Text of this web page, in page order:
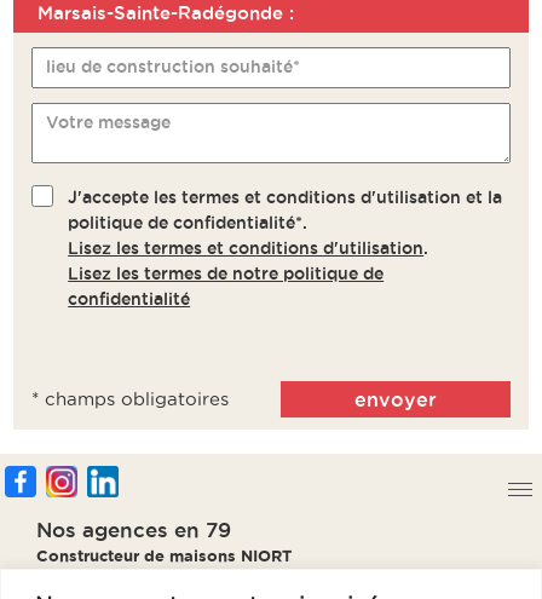
Marsais-Sainte-Radégonde :
lieu de construction souhaité*
Votre message
J'accepte les termes et conditions d'utilisation et la
politique de confidentialité*.
Lisez les termes et conditions d'utilisation.
Lisez les termes de notre politique de
confidentialité
* champs obligatoires
Nos agences en 79
Constructeur de maisons NIORT